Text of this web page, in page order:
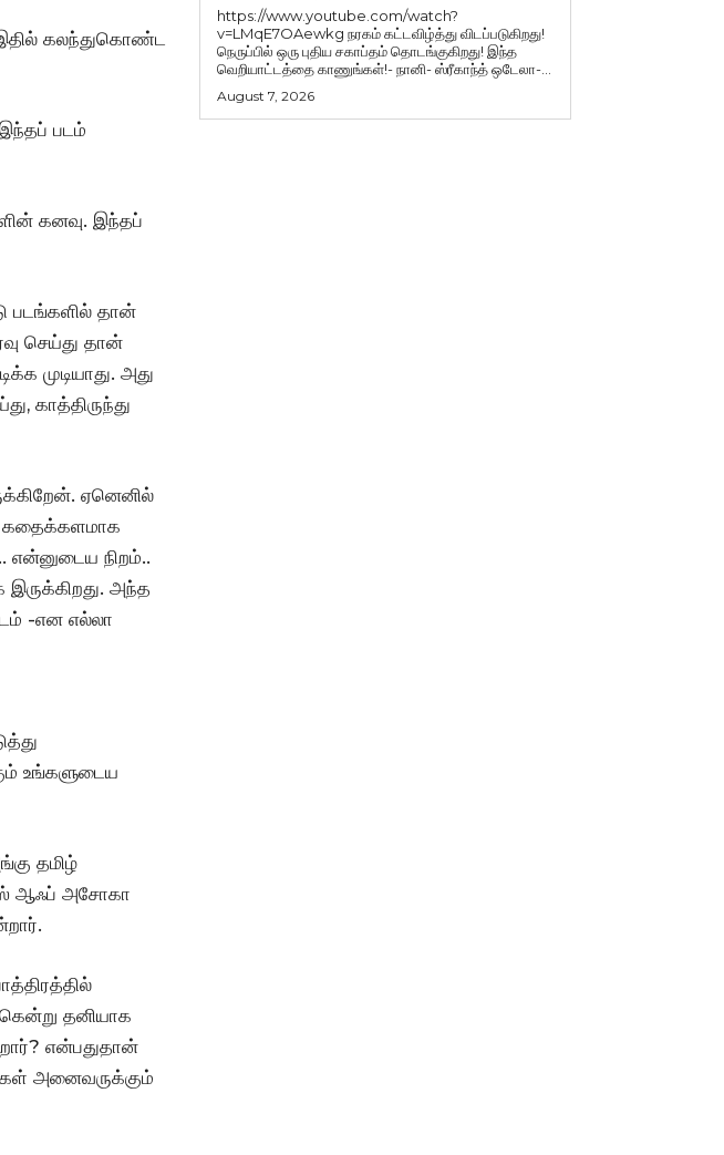
இதில் கலந்துகொண்ட
படம்
கனவு. இந்தப்
படங்களில் தான்
செய்து தான்
முடியாது. அது
காத்திருந்து
ஏனெனில்
கதைக்களமாக
நிறம்..
அந்த
-என எல்லா
உங்களுடைய
தமிழ்
ஆஃப் அசோகா
தனியாக
என்பதுதான்
அனைவருக்கும்
https://www.youtube.com/watch?
v=LMqE7OAewkg நரகம் கட்டவிழ்த்து விடப்படுகிறது!
நெருப்பில் ஒரு புதிய சகாப்தம் தொடங்குகிறது! இந்த
வெறியாட்டத்தை காணுங்கள்!- நானி- ஸ்ரீகாந்த் ஒடேலா-...
August 7, 2026